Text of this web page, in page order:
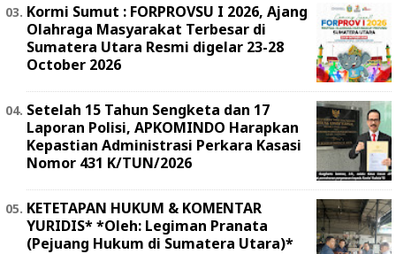
Kormi Sumut : FORPROVSU I 2026, Ajang
Olahraga Masyarakat Terbesar di
Sumatera Utara Resmi digelar 23-28
October 2026
Setelah 15 Tahun Sengketa dan 17
Laporan Polisi, APKOMINDO Harapkan
Kepastian Administrasi Perkara Kasasi
Nomor 431 K/TUN/2026
KETETAPAN HUKUM & KOMENTAR
YURIDIS* *Oleh: Legiman Pranata
(Pejuang Hukum di Sumatera Utara)*